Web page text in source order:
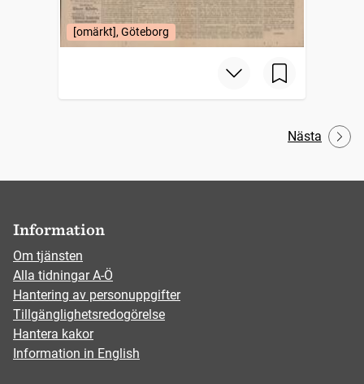
[omärkt], Göteborg
Nästa
Information
Om tjänsten
Alla tidningar A-Ö
Hantering av personuppgifter
Tillgänglighetsredogörelse
Hantera kakor
Information in English